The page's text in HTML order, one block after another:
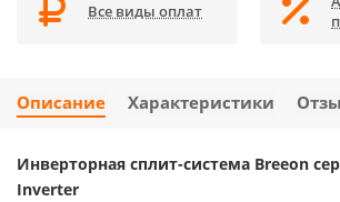
Все виды оплат
Описание Характеристики
Инверторная сплит-система Breeon
Inverter